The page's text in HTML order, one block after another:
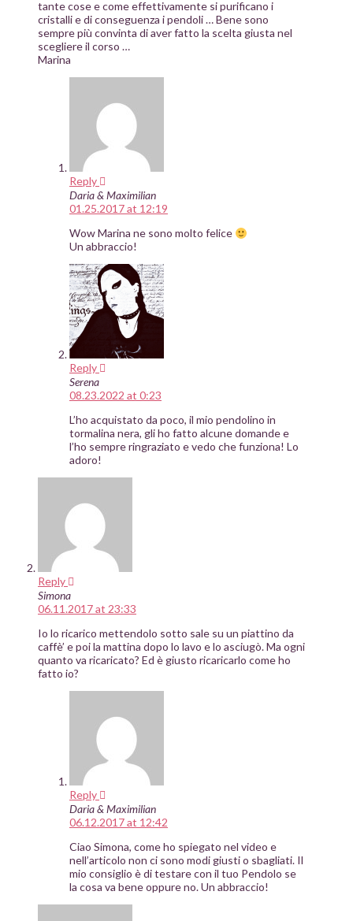
tante cose e come effettivamente si purificano i
cristalli e di conseguenza i pendoli … Bene sono
sempre più convinta di aver fatto la scelta giusta nel
scegliere il corso …
Marina
Reply
Daria & Maximilian
01.25.2017 at 12:19
Wow Marina ne sono molto felice
Un abbraccio!
Reply
Serena
08.23.2022 at 0:23
L’ho acquistato da poco, il mio pendolino in
tormalina nera, gli ho fatto alcune domande e
l’ho sempre ringraziato e vedo che funziona! Lo
adoro!
Reply
Simona
06.11.2017 at 23:33
Io lo ricarico mettendolo sotto sale su un piattino da
caffè’ e poi la mattina dopo lo lavo e lo asciugò. Ma ogni
quanto va ricaricato? Ed è giusto ricaricarlo come ho
fatto io?
Reply
Daria & Maximilian
06.12.2017 at 12:42
Ciao Simona, come ho spiegato nel video e
nell’articolo non ci sono modi giusti o sbagliati. Il
mio consiglio è di testare con il tuo Pendolo se
la cosa va bene oppure no. Un abbraccio!